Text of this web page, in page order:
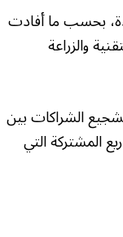
بحسب ما أفادت
والزراعة
الشراكات بين
المشتركة التي